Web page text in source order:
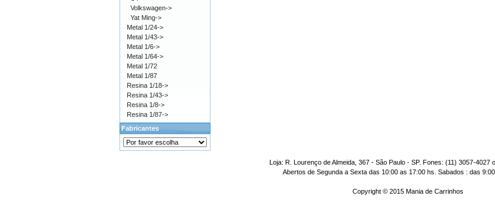
Volkswagen->
Yat Ming->
Metal 1/24->
Metal 1/43->
Metal 1/6->
Metal 1/64->
Metal 1/72
Metal 1/87
Resina 1/18->
Resina 1/43->
Resina 1/8->
Resina 1/87->
Fabricantes
Loja: R. Lourenço de Almeida, 367 - São Paulo - SP. Fones: (11) 3057-4027
Abertos de Segunda a Sexta das 10:00 as 17:00 hs. Sabados : das 9:00
Copyright © 2015 Mania de Carrinhos